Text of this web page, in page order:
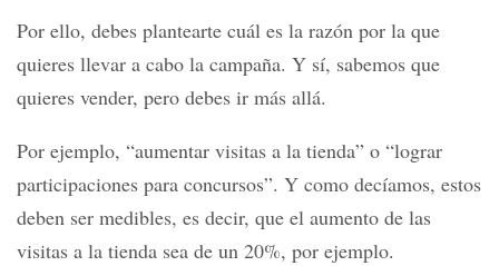
Por ello, debes plantearte cuál es la razón por la que
quieres llevar a cabo la campaña. Y sí, sabemos que
quieres vender, pero debes ir más allá.
Por ejemplo, “aumentar visitas a la tienda” o “lograr
participaciones para concursos”. Y como decíamos, estos
deben ser medibles, es decir, que el aumento de las
visitas a la tienda sea de un 20%, por ejemplo.